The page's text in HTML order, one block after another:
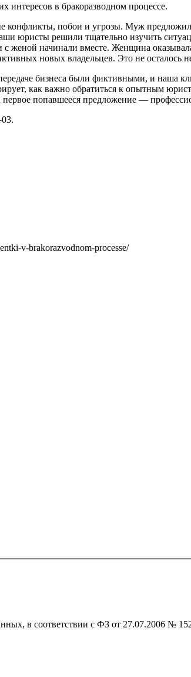
интересов в бракоразводном процессе.
побои и угрозы. Муж предложил
юристы решили тщательно изучить
с женой начинали вместе. Женщина
новых владельцев. Это не осталось
бизнеса были фиктивными, и
как важно обратиться к опытным
попавшееся предложение —
v-brakorazvodnom-processe/
в соответствии с ФЗ от 27.07.2006 №